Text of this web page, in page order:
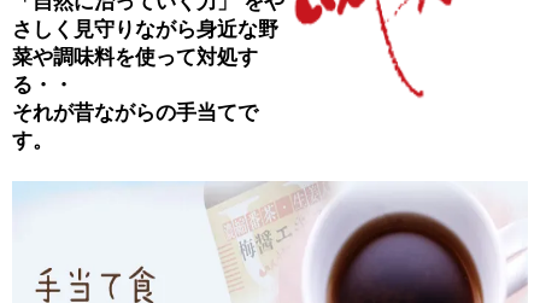
さしく見守りながら身近な野
菜や調味料を使って対処す
る・・
それが昔ながらの手当てで
す。